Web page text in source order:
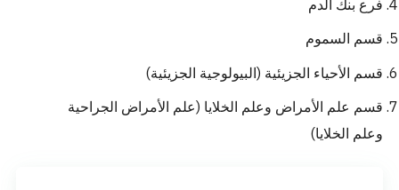
فرع بنك الدم
قسم السموم
قسم الأحياء الجزيئية (البيولوجية الجزيئية)
قسم علم الأمراض وعلم الخلايا (علم الأمراض الجراحية
وعلم الخلايا)